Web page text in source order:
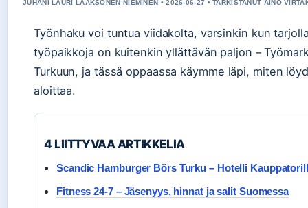
JUHANI LAURI LAAKSONEN NIEMINEN • 2026-06-27 • TARKISTANUT AINO
Työnhaku voi tuntua viidakolta, varsinkin kun
työpaikkoja on kuitenkin yllättävän paljon –
Turkuun, ja tässä oppaassa käymme läpi, miten
aloittaa.
4 LIITTYVAA ARTIKKELIA
Scandic Hamburger Börs Turku – Hotelli
Fitness 24-7 – Jäsenyys, hinnat ja salit Suomessa